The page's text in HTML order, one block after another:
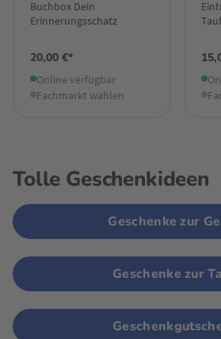
Buchbox Dein
Erinnerungsschatz
20,00 €*
Online verfügbar
Fachmarkt wählen
Tolle Geschenkideen
Geschenke zur
Geschenke zur